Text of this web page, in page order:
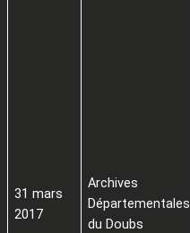
31 mars
2017
Archives
Départementales
du Doubs